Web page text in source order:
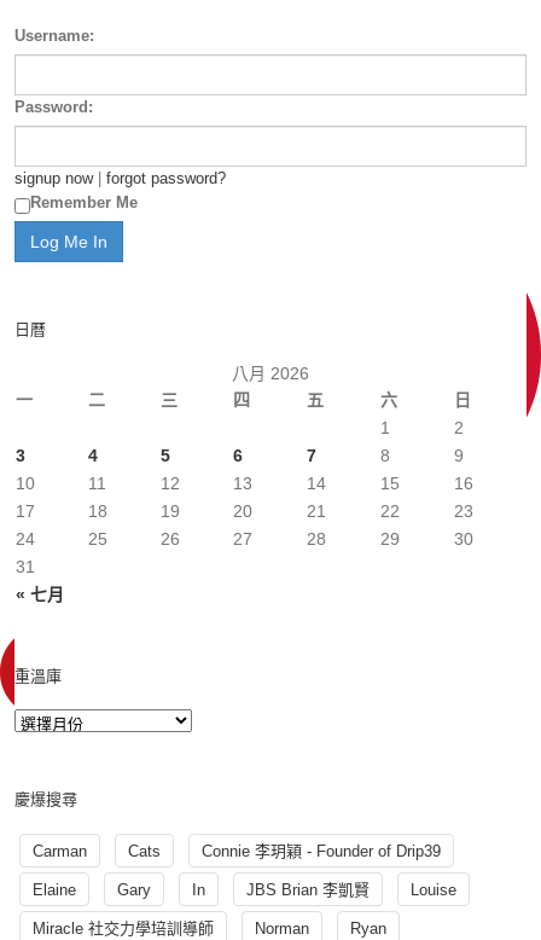
Username:
Password:
signup now| forgot password?
Remember Me
日曆
八月 2026
一
二 三 四 五 六 日
« 七月
1
2
3
4 5 6 7 8
9
10
11 12 13 14 15
16
17
18 19 20 21 22
23
24
25 26 27 28 29
30
31
重溫庫
慶爆搜尋
Carman Cats Connie 李玥穎 - Founder of Drip39
Elaine Gary In JBS Brian 李凱賢 Louise
Miracle 社交力學培訓導師 Norman Ryan